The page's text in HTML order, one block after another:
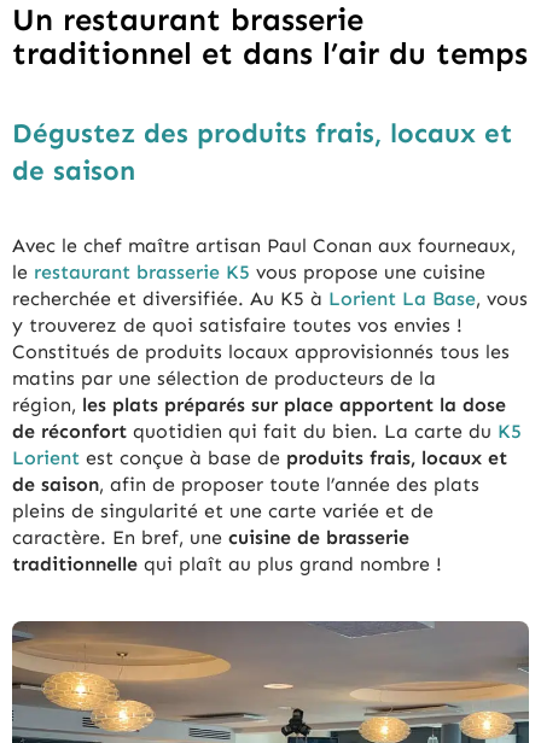
Un restaurant brasserie
traditionnel et dans l’air du temps
Dégustez des produits frais, locaux et
de saison
Avec le chef maître artisan Paul Conan aux fourneaux,
le restaurant brasserie K5 vous propose une cuisine
recherchée et diversifiée. Au K5 à Lorient La Base, vous
y trouverez de quoi satisfaire toutes vos envies !
Constitués de produits locaux approvisionnés tous les
matins par une sélection de producteurs de la
région, les plats préparés sur place apportent la dose
de réconfort quotidien qui fait du bien. La carte du K5
Lorient est conçue à base de produits frais, locaux et
de saison, afin de proposer toute l’année des plats
pleins de singularité et une carte variée et de
caractère. En bref, une cuisine de brasserie
traditionnelle qui plaît au plus grand nombre !